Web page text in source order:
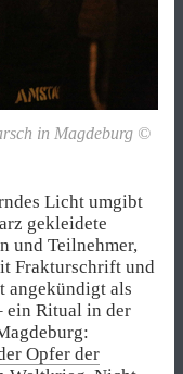
in Magdeburg ©
Licht umgibt
gekleidete
und Teilnehmer,
Frakturschrift und
angekündigt als
ein Ritual in der
Opfer der